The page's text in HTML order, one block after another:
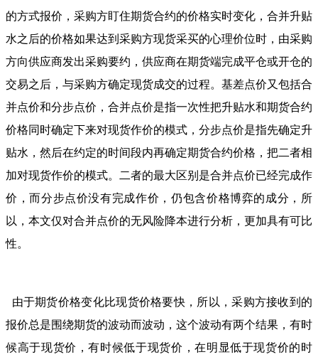
的方式报价，采购方盯住期货合约的价格实时变化，合并升贴
水之后的价格如果达到采购方现货采买的心理价位时，由采购
方向供应商发出采购要约，供应商在期货端完成平仓或开仓的
交易之后，与采购方确定现货成交的过程。基差点价又包括合
并点价和分步点价，合并点价是指一次性把升贴水和期货合约
价格同时确定下来对现货作价的模式，分步点价是指先确定升
贴水，然后在约定的时间段内再确定期货合约价格，把二者相
加对现货作价的模式。二者的最大区别是合并点价已经完成作
价，而分步点价没有完成作价，仍包含价格博弈的成分，所
以，本文仅对合并点价的无风险降本进行分析，更加具有可比
性。
由于期货价格变化比现货价格要快，所以，采购方接收到的
报价总是围绕期货的波动而波动，这个波动有两个结果，有时
候高于现货价，有时候低于现货价，在明显低于现货价的时